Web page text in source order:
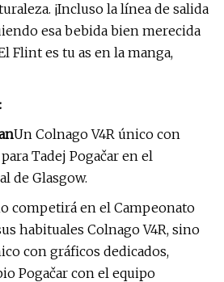
¡Incluso la línea de salida
esa bebida bien merecida
Flint es tu as en la manga,
Un Colnago V4R único con
Tadej Pogačar en el
de Glasgow.
competirá en el Campeonato
habituales Colnago V4R, sino
con gráficos dedicados,
Pogačar con el equipo